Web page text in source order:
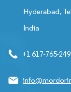
Hyderabad,
India
+1 617-765-